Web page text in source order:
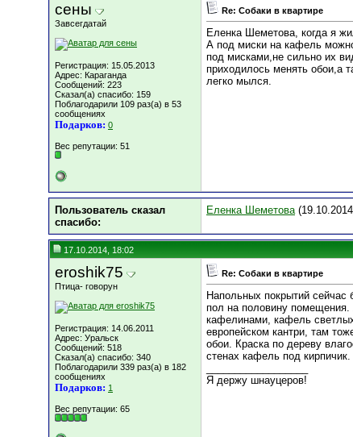
сены
Завсегдатай
Регистрация: 15.05.2013
Адрес: Караганда
Сообщений: 223
Сказал(а) спасибо: 159
Поблагодарили 109 раз(а) в 53
сообщениях
Подарков: 0
Вес репутации: 51
Re: Собаки в квартире
Еленка Шеметова, когда я
А под миски на кафель
под мисками,не сильно их
приходилось менять обои,а
легко мылся.
Пользователь сказал
cпасибо:
Еленка Шеметова
17.10.2014, 18:02
eroshik75
Птица- говорун
Регистрация: 14.06.2011
Адрес: Уральск
Сообщений: 518
Сказал(а) спасибо: 340
Поблагодарили 339 раз(а) в 182
сообщениях
Подарков: 1
Вес репутации: 65
Re: Собаки в квартире
Напольных покрытий сейчас
пол на половину
кафелинами, кафель
европейском кантри, там
обои. Краска по дереву
стенах кафель под
Я держу шнауцеров!